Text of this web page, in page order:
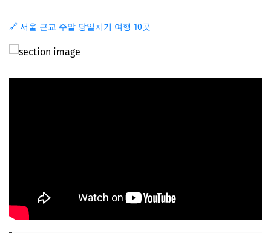
🔗 서울 근교 주말 당일치기 여행 10곳